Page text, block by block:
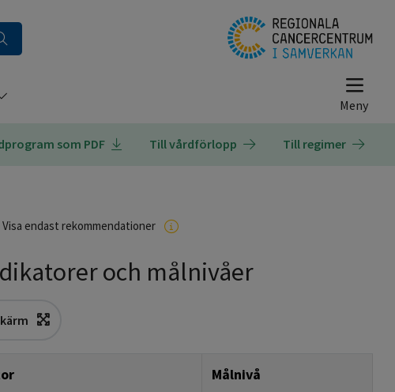
som PDF Till vårdförlopp Till regimer
Visa endast rekommendationer
och målnivåer
Målnivå